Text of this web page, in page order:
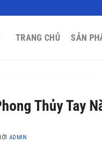
TRANG CHỦ SẢN
Thủy Tay
ADMIN